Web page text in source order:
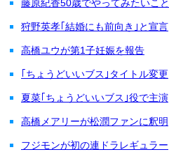
藤原紀香50歳でやってみたいこと
狩野英孝｢結婚にも前向き｣と宣言
高橋ユウが第1子妊娠を報告
｢ちょうどいいブス｣タイトル変更
夏菜｢ちょうどいいブス｣役で主演
高橋メアリーが松潤ファンに釈明
フジモンが初の連ドラレギュラー